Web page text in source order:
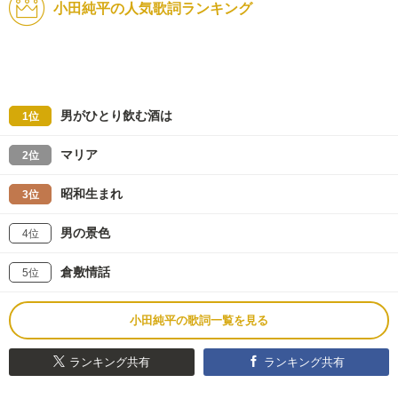
小田純平の人気歌詞ランキング
1位 男がひとり飲む酒は
2位 マリア
3位 昭和生まれ
4位 男の景色
5位 倉敷情話
小田純平の歌詞一覧を見る
ランキング共有 ランキング共有